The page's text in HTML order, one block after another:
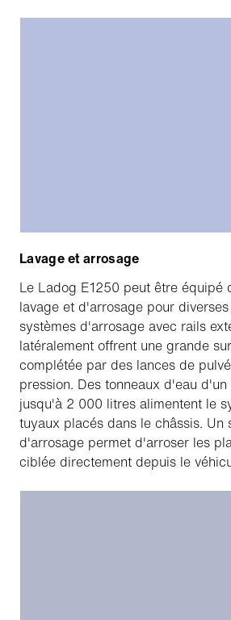
Lavage et arrosage
Le Ladog E1250 peut être équipé
lavage et d'arrosage pour
systèmes d'arrosage avec rails
latéralement offrent une grande
complétée par des lances de
pression. Des tonneaux d'eau
jusqu'à 2 000 litres alimentent le
tuyaux placés dans le châssis. Un
d'arrosage permet d'arroser les
ciblée directement depuis le